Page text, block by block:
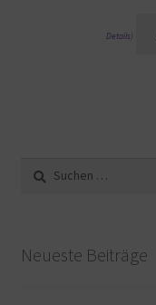
Details
nach:
Neueste Beiträge